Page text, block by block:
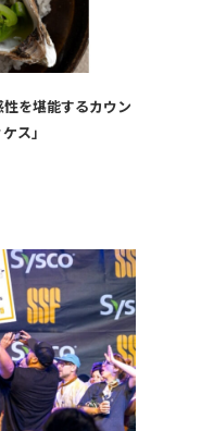
を堪能するカウン
ス」